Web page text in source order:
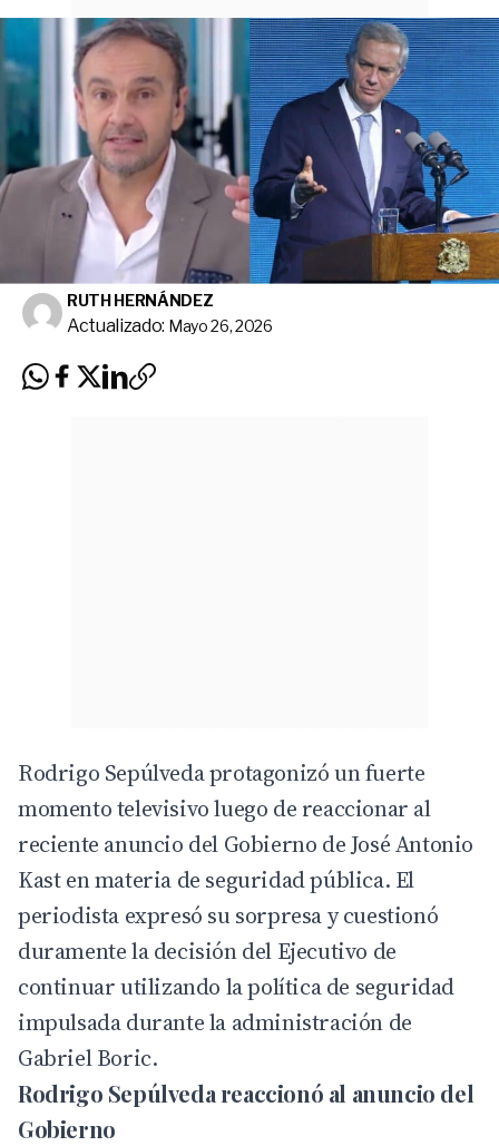
RUTH HERNÁNDEZ
Actualizado: Mayo 26, 2026
Rodrigo Sepúlveda protagonizó un fuerte
momento televisivo luego de reaccionar al
reciente anuncio del Gobierno de José Antonio
Kast en materia de seguridad pública. El
periodista expresó su sorpresa y cuestionó
duramente la decisión del Ejecutivo de
continuar utilizando la política de seguridad
impulsada durante la administración de
Gabriel Boric.
Rodrigo Sepúlveda reaccionó al anuncio del
Gobierno